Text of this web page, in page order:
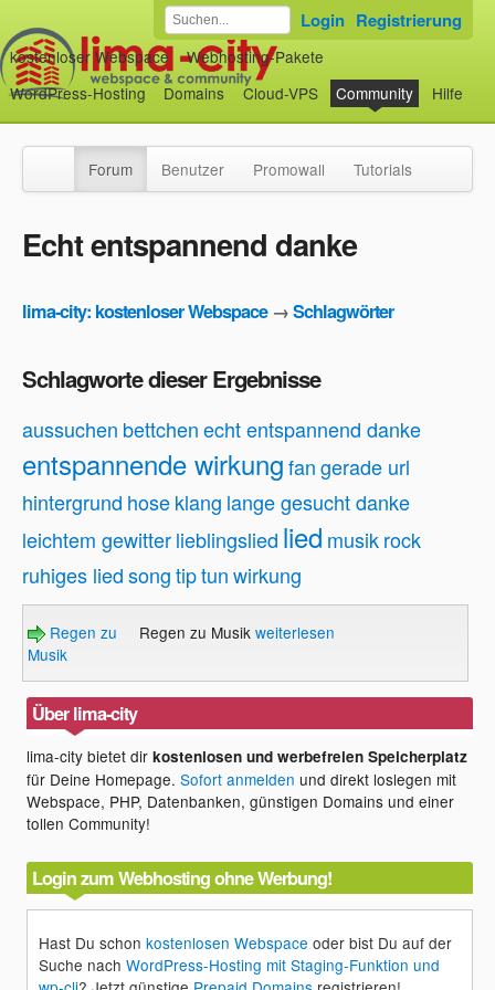
kostenloser Webspace
Webhosting-Pakete
WordPress-Hosting
Domains Cloud-VPS Community Hilfe
Login Registrierung
Forum Benutzer Promowall Tutorials
Echt entspannend danke
lima-city: kostenloser Webspace→Schlagwörter
Schlagworte dieser Ergebnisse
aussuchen bettchenecht entspannend danke
entspannende wirkungfangerade url
hintergrund hoseklang lange gesucht danke
leichtem gewitterlieblingslied lied musikrock
ruhiges liedsongtiptunwirkung
Regen zu
Musik
Regen zu Musik weiterlesen
Über lima-city
lima-city bietet dirkostenlosen und werbefreien Speicherplatz
für Deine Homepage.Sofort anmelden und direkt loslegen mit
Webspace, PHP, Datenbanken, günstigen Domains und einer
tollen Community!
Login zum Webhosting ohne Werbung!
Hast Du schonkostenlosen Webspace oder bist Du auf der
Suche nachWordPress-Hosting mit Staging-Funktion und